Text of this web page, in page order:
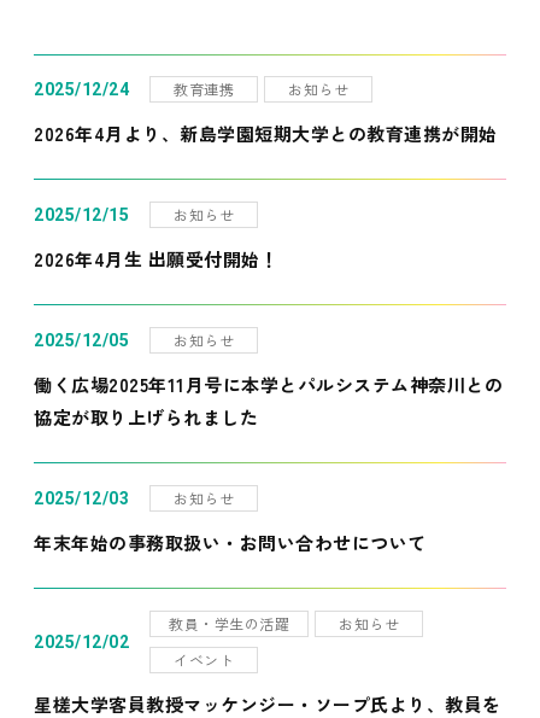
2025/12/24 教育連携 お知らせ
2026年4月より、新島学園短期大学との教育連携が開始
2025/12/15 お知らせ
2026年4月生 出願受付開始！
2025/12/05 お知らせ
働く広場2025年11月号に本学とパルシステム神奈川との
協定が取り上げられました
2025/12/03 お知らせ
年末年始の事務取扱い・お問い合わせについて
2025/12/02
教員・学生の活躍
お知らせ
イベント
星槎大学客員教授マッケンジー・ソープ氏より、教員を